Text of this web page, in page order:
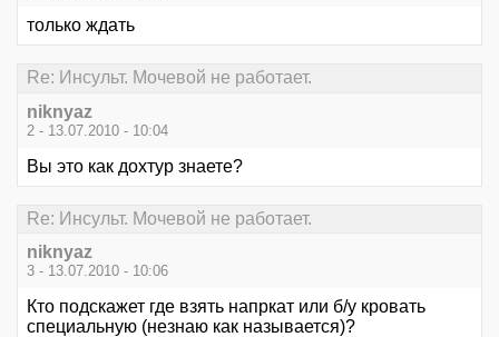
только ждать
Re: Инсульт. Мочевой не работает.
niknyaz
2 - 13.07.2010 - 10:04
Вы это как дохтур знаете?
Re: Инсульт. Мочевой не работает.
niknyaz
3 - 13.07.2010 - 10:06
Кто подскажет где взять напркат или б/у кровать
специальную (незнаю как называется)?